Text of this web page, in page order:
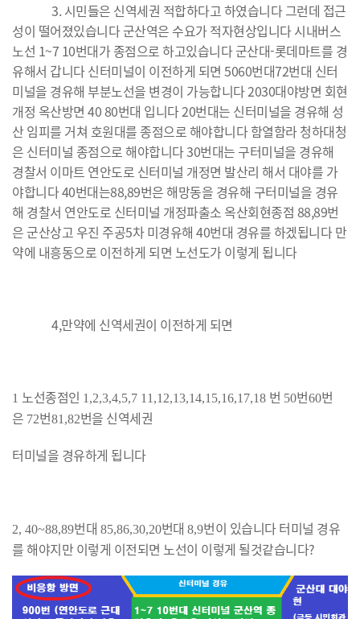
3. 시민들은 신역세권 적합하다고 하였습니다 그런데 접근
성이 떨어졌있습니다 군산역은 수요가 적자현상입니다 시내버스
노선 1~7 10번대가 종점으로 하고있습니다 군산대-롯데마트를 경
유해서 갑니다 신터미널이 이전하게 되면 5060번대72번대 신터
미널을 경유해 부분노선을 변경이 가능합니다 2030대야방면 회현
개정 옥산방면 40 80번대 입니다 20번대는 신터미널을 경유해 성
산 임피를 거쳐 호원대를 종점으로 해야합니다 함열함라 청하대청
은 신터미널 종점으로 해야합니다 30번대는 구터미널을 경유해
경찰서 이마트 연안도로 신터미널 개정면 발산리 해서 대야를 가
야합니다 40번대는88,89번은 해망동을 경유해 구터미널을 경유
해 경찰서 연안도로 신터미널 개정파출소 옥산회현종점 88,89번
은 군산상고 우진 주공5차 미경유해 40번대 경유를 하겠됩니다 만
약에 내흥동으로 이전하게 되면 노선도가 이렇게 됩니다
4,만약에 신역세권이 이전하게 되면
1 노선종점인 1,2,3,4,5,7 11,12,13,14,15,16,17,18 번 50번60번
은 72번81,82번을 신역세권
터미널을 경유하게 됩니다
2, 40~88,89번대 85,86,30,20번대 8,9번이 있습니다 터미널 경유
를 해야지만 이렇게 이전되면 노선이 이렇게 될것같습니다?